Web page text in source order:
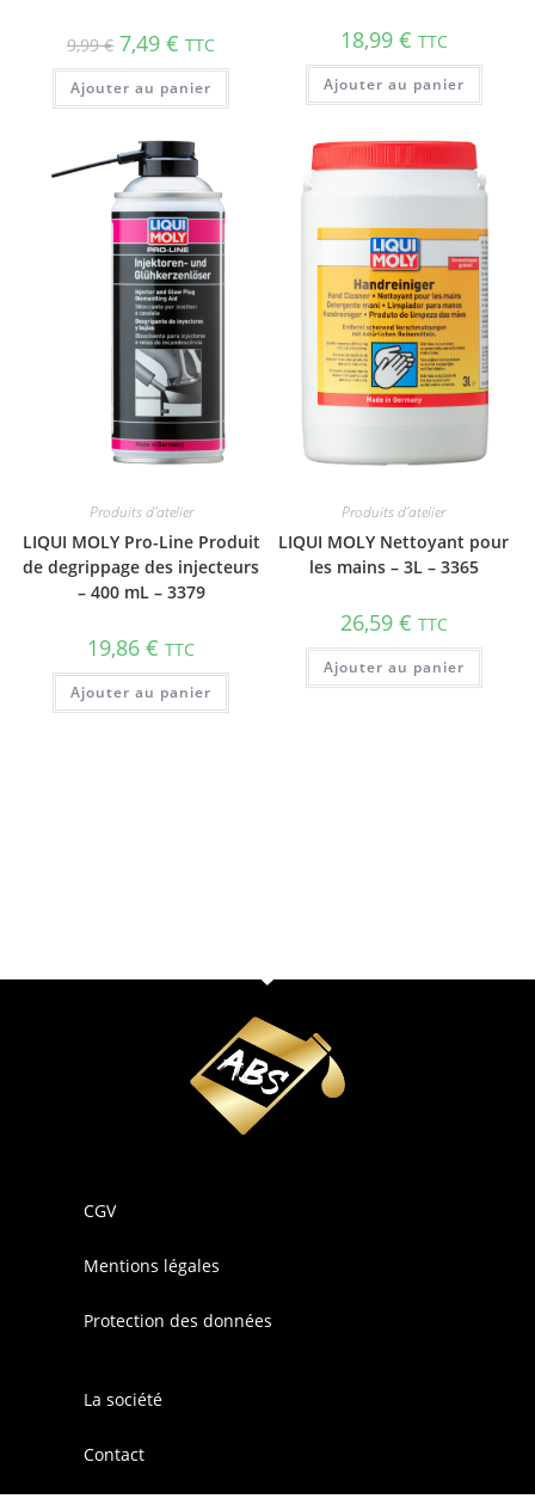
9,99€ 7,49€ TTC
Ajouter au panier
18,99 € TTC
Ajouter au panier
Produits d'atelier
LIQUI MOLY Pro-Line Produit
de degrippage des injecteurs
– 400 mL – 3379
19,86€ TTC
Ajouter au panier
Produits d'atelier
LIQUI MOLY Nettoyant pour
les mains – 3L – 3365
26,59 € TTC
Ajouter au panier
CGV
Mentions légales
Protection des données
La société
Contact